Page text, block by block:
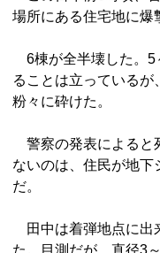
場所にある住宅地に爆
6棟が全半壊した。5
ることは立っている
粉々に砕けた。
警察の発表によると
ないのは、住民が地下
だ。
田中は着弾地点に出
た。目測だが、直径3